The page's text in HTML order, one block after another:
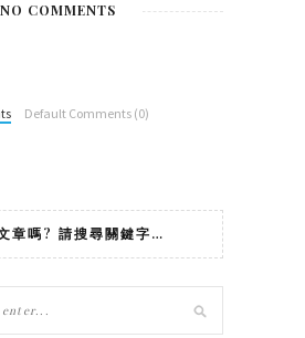
NO COMMENTS
Default Comments (0)
章嗎? 請搜尋關鍵字…